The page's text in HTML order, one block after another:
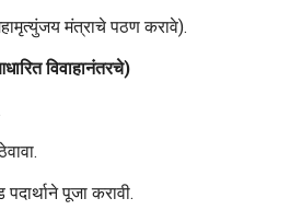
मंत्राचे पठण करावे).
विवाहानंतरचे)
पूजा करावी.